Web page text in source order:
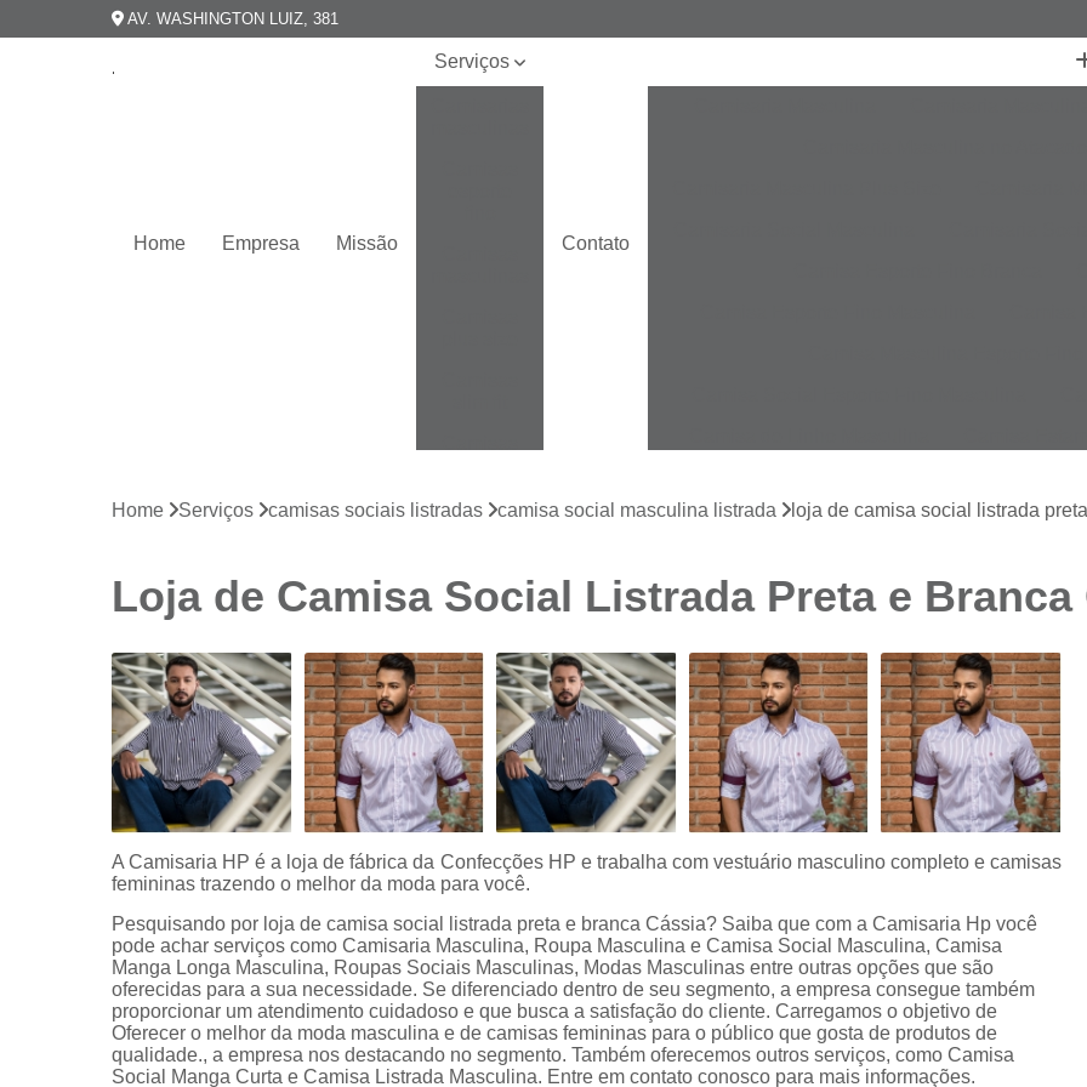
AV. WASHINGTON LUIZ, 381
Home Empresa Missão
Serviços
Camisas
branca
preço
Camisas
sociais
listradas
Camisas
sociais
curta
Camisas
sociais
manga
longa
Camisas
sociais
masculinas
Contato
Camisa Masculina
Camisa Masculina
Camisa Branca Plus Size
Camisa Jeans
Camisa Social Branca Plus Size
Camisa Social Plus Size
Camisa Xadrez Masculina Plus Size
Camisa Masculina Manga Curta Slim Fit
Camisa Slim Fit
Camisa
Camisa Social Slim Fit Masculina
Camisa
Camisa Branca Slim Masculina
Camisa Jeans Slim Masculina
Camisa Masculina Slim Fit Manga
Home Serviços camisas sociais listradas camisa social masculina listrada loja de camisa social listrada
Loja de Camisa Social Listrada Preta e Branca
A Camisaria HP é a loja de fábrica da Confecções HP e trabalha com vestuário masculino completo e camisas
femininas trazendo o melhor da moda para você.
Pesquisando por loja de camisa social listrada preta e branca Cássia? Saiba que com a Camisaria Hp você
pode achar serviços como Camisaria Masculina, Roupa Masculina e Camisa Social Masculina, Camisa
Manga Longa Masculina, Roupas Sociais Masculinas, Modas Masculinas entre outras opções que são
oferecidas para a sua necessidade. Se diferenciado dentro de seu segmento, a empresa consegue também
proporcionar um atendimento cuidadoso e que busca a satisfação do cliente. Carregamos o objetivo de
Oferecer o melhor da moda masculina e de camisas femininas para o público que gosta de produtos de
qualidade., a empresa nos destacando no segmento. Também oferecemos outros serviços, como Camisa
Social Manga Curta e Camisa Listrada Masculina. Entre em contato conosco para mais informações.